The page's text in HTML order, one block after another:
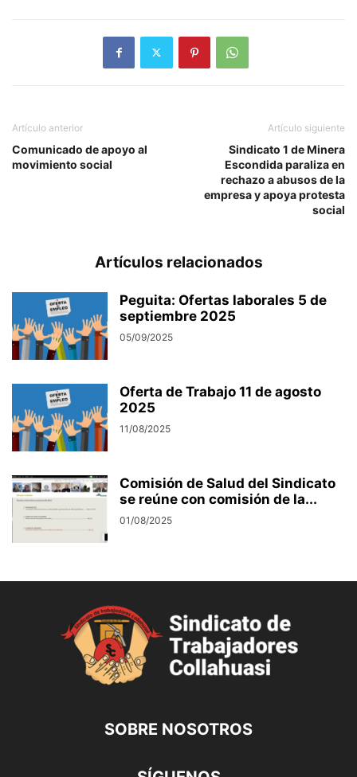
Artículo anterior
Comunicado de apoyo al
movimiento social
Artículo siguiente
Sindicato 1 de Minera
Escondida paraliza en
rechazo a abusos de la
empresa y apoya protesta
social
Artículos relacionados
Peguita: Ofertas laborales 5 de
septiembre 2025
05/09/2025
Oferta de Trabajo 11 de agosto
2025
11/08/2025
Comisión de Salud del Sindicato
se reúne con comisión de la...
01/08/2025
SOBRE NOSOTROS